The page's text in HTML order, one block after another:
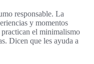
responsable. La
y momentos
el minimalismo
Dicen que les ayuda a